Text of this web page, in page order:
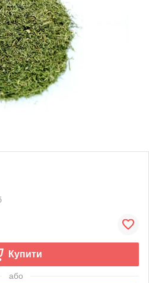
Купити
або